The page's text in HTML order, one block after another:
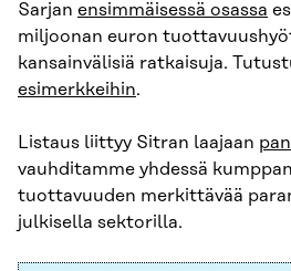
Sarjan ensimmäisessä osassa
miljoonan euron
kansainvälisiä ratkaisuja.
esimerkkeihin.
Listaus liittyy Sitran laajaan
vauhditamme yhdessä
tuottavuuden merkittävää
julkisella sektorilla.